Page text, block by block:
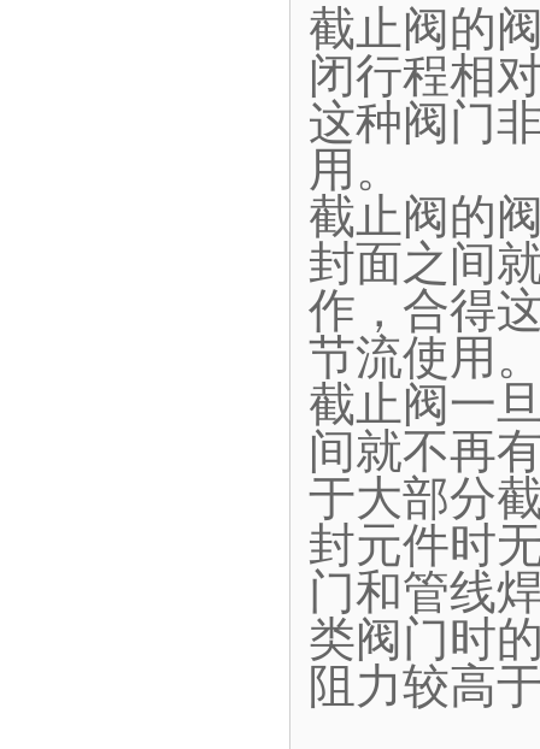
截止阀的
闭行程相
这种阀门
用。
截止阀的
封面之间
作，合得
节流使用
截止阀一
间就不再
于大部分
封元件时
门和管线
类阀门时
阻力较高